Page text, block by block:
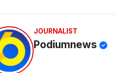
JOURNALIST
Podiumnews